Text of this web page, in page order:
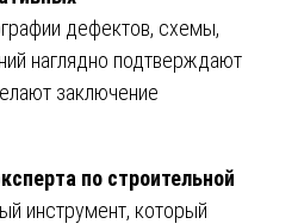
дефектов, схемы,
наглядно подтверждают
заключение
по строительной
инструмент, который